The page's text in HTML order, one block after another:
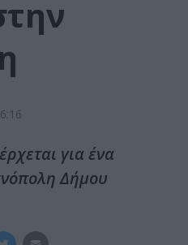
για ένα
Δήμου